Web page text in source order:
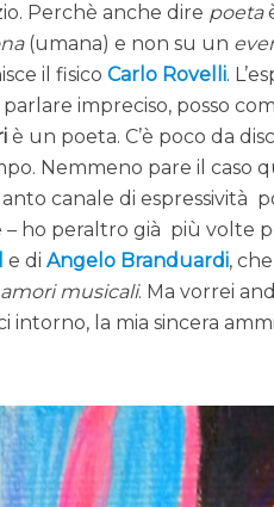
Perchè anche dire poeta
(umana) e non su un
il fisicoCarlo Rovelli.
impreciso, posso
è un poeta. C’è poco da
Nemmeno pare il caso
canale di espressività
– ho peraltro già più volte
e diAngelo Branduardi,
amori musicali. Ma vorrei
intorno, la mia sincera